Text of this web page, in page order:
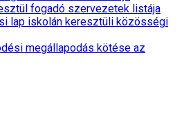
fogadó szervezetek listája
lap iskolán keresztüli közösségi
megállapodás kötése az